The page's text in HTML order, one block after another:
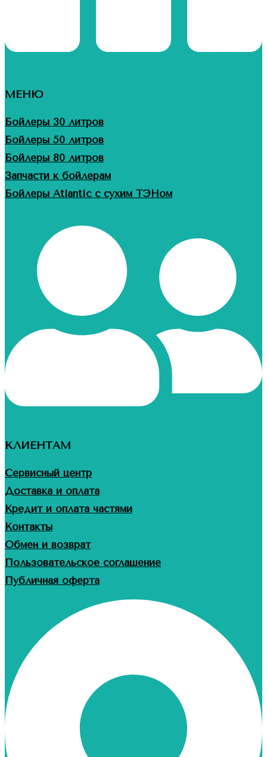
МЕНЮ
Бойлеры 30 литров
Бойлеры 50 литров
Бойлеры 80 литров
Запчасти к бойлерам
Бойлеры Atlantic с сухим ТЭНом
КЛИЕНТАМ
Сервисный центр
Доставка и оплата
Кредит и оплата частями
Контакты
Обмен и возврат
Пользовательское соглашение
Публичная оферта